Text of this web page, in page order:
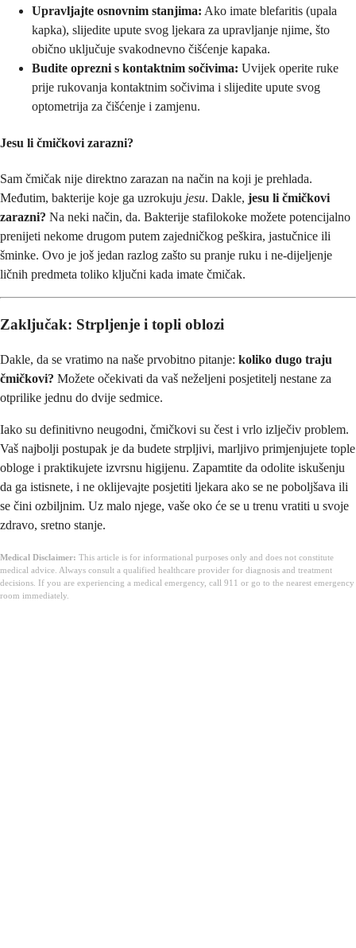
Upravljajte osnovnim stanjima: Ako imate blefaritis (upala
kapka), slijedite upute svog ljekara za upravljanje njime, što
obično uključuje svakodnevno čišćenje kapaka.
Budite oprezni s kontaktnim sočivima: Uvijek operite ruke
prije rukovanja kontaktnim sočivima i slijedite upute svog
optometrija za čišćenje i zamjenu.
Jesu li čmičkovi zarazni?
Sam čmičak nije direktno zarazan na način na koji je prehlada.
Međutim, bakterije koje ga uzrokuju jesu. Dakle, jesu li čmičkovi
zarazni? Na neki način, da. Bakterije stafilokoke možete potencijalno
prenijeti nekome drugom putem zajedničkog peškira, jastučnice ili
šminke. Ovo je još jedan razlog zašto su pranje ruku i ne-dijeljenje
ličnih predmeta toliko ključni kada imate čmičak.
Zaključak: Strpljenje i topli oblozi
Dakle, da se vratimo na naše prvobitno pitanje: koliko dugo traju
čmičkovi? Možete očekivati da vaš neželjeni posjetitelj nestane za
otprilike jednu do dvije sedmice.
Iako su definitivno neugodni, čmičkovi su čest i vrlo izlječiv problem.
Vaš najbolji postupak je da budete strpljivi, marljivo primjenjujete tople
obloge i praktikujete izvrsnu higijenu. Zapamtite da odolite iskušenju
da ga istisnete, i ne oklijevajte posjetiti ljekara ako se ne poboljšava ili
se čini ozbiljnim. Uz malo njege, vaše oko će se u trenu vratiti u svoje
zdravo, sretno stanje.
Medical Disclaimer: This article is for informational purposes only and does not constitute
medical advice. Always consult a qualified healthcare provider for diagnosis and treatment
decisions. If you are experiencing a medical emergency, call 911 or go to the nearest emergency
room immediately.